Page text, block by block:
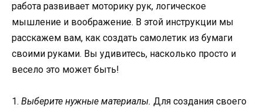
работа развивает моторику рук, логическое
мышление и воображение. В этой инструкции мы
расскажем вам, как создать самолетик из бумаги
своими руками. Вы удивитесь, насколько просто и
весело это может быть!
1. Выберите нужные материалы. Для создания своего